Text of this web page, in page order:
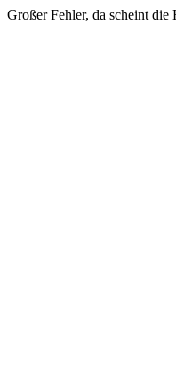
Großer Fehler, da scheint